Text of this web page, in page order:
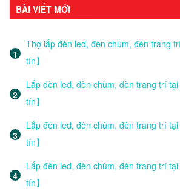
BÀI VIẾT MỚI
Thợ lắp đèn led, đèn chùm, đèn trang
tín】
Lắp đèn led, đèn chùm, đèn trang trí
tín】
Lắp đèn led, đèn chùm, đèn trang trí
tín】
Lắp đèn led, đèn chùm, đèn trang trí
tín】